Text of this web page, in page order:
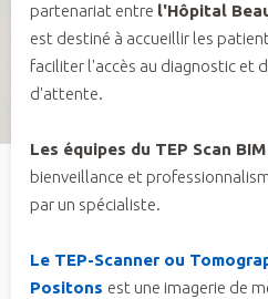
partenariat entre l'Hôpital
est destiné à accueillir les
faciliter l'accès au diagnostic et
d'attente.
Les équipes du TEP Scan BIM
bienveillance et
par un spécialiste.
Le TEP-Scanner ou
Positons est une imagerie de